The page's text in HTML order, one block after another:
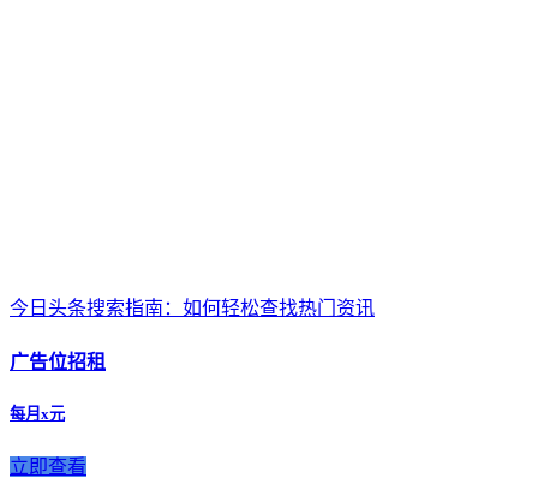
今日头条搜索指南：如何轻松查找热门资讯
广告位招租
每月x元
立即查看